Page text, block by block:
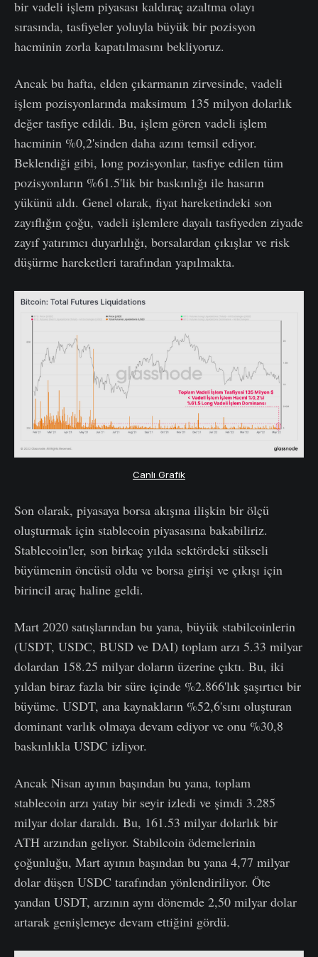
bir vadeli işlem piyasası kaldıraç azaltma olayı
sırasında, tasfiyeler yoluyla büyük bir pozisyon
hacminin zorla kapatılmasını bekliyoruz.
Ancak bu hafta, elden çıkarmanın zirvesinde, vadeli
işlem pozisyonlarında maksimum 135 milyon dolarlık
değer tasfiye edildi. Bu, işlem gören vadeli işlem
hacminin %0,2'sinden daha azını temsil ediyor.
Beklendiği gibi, long pozisyonlar, tasfiye edilen tüm
pozisyonların %61.5'lik bir baskınlığı ile hasarın
yükünü aldı. Genel olarak, fiyat hareketindeki son
zayıflığın çoğu, vadeli işlemlere dayalı tasfiyeden ziyade
zayıf yatırımcı duyarlılığı, borsalardan çıkışlar ve risk
düşürme hareketleri tarafından yapılmakta.
Canlı Grafik
Son olarak, piyasaya borsa akışına ilişkin bir ölçü
oluşturmak için stablecoin piyasasına bakabiliriz.
Stablecoin'ler, son birkaç yılda sektördeki sükseli
büyümenin öncüsü oldu ve borsa girişi ve çıkışı için
birincil araç haline geldi.
Mart 2020 satışlarından bu yana, büyük stabilcoinlerin
(USDT, USDC, BUSD ve DAI) toplam arzı 5.33 milyar
dolardan 158.25 milyar doların üzerine çıktı. Bu, iki
yıldan biraz fazla bir süre içinde %2.866'lık şaşırtıcı bir
büyüme. USDT, ana kaynakların %52,6'sını oluşturan
dominant varlık olmaya devam ediyor ve onu %30,8
baskınlıkla USDC izliyor.
Ancak Nisan ayının başından bu yana, toplam
stablecoin arzı yatay bir seyir izledi ve şimdi 3.285
milyar dolar daraldı. Bu, 161.53 milyar dolarlık bir
ATH arzından geliyor. Stabilcoin ödemelerinin
çoğunluğu, Mart ayının başından bu yana 4,77 milyar
dolar düşen USDC tarafından yönlendiriliyor. Öte
yandan USDT, arzının aynı dönemde 2,50 milyar dolar
artarak genişlemeye devam ettiğini gördü.